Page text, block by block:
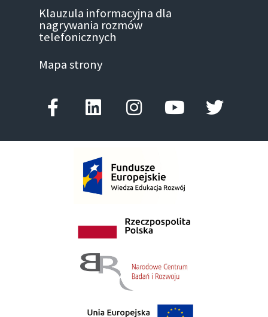
Klauzula informacyjna dla
nagrywania rozmów
telefonicznych
Mapa strony
f